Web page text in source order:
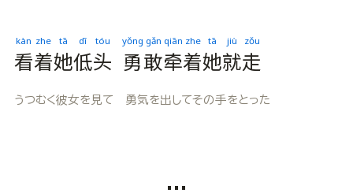
看
kàn
着
zhe
她
tā
低
dī
头
tóu
勇
yǒng
敢
gǎn
牵
qiān
着
zhe
她
tā
就
jiù
走
zǒu
うつむく彼女を見て 勇気を出してその手をとった
...